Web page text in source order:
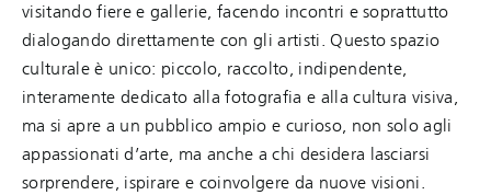
visitando fiere e gallerie, facendo incontri e soprattutto
dialogando direttamente con gli artisti. Questo spazio
culturale è unico: piccolo, raccolto, indipendente,
interamente dedicato alla fotografia e alla cultura visiva,
ma si apre a un pubblico ampio e curioso, non solo agli
appassionati d’arte, ma anche a chi desidera lasciarsi
sorprendere, ispirare e coinvolgere da nuove visioni.